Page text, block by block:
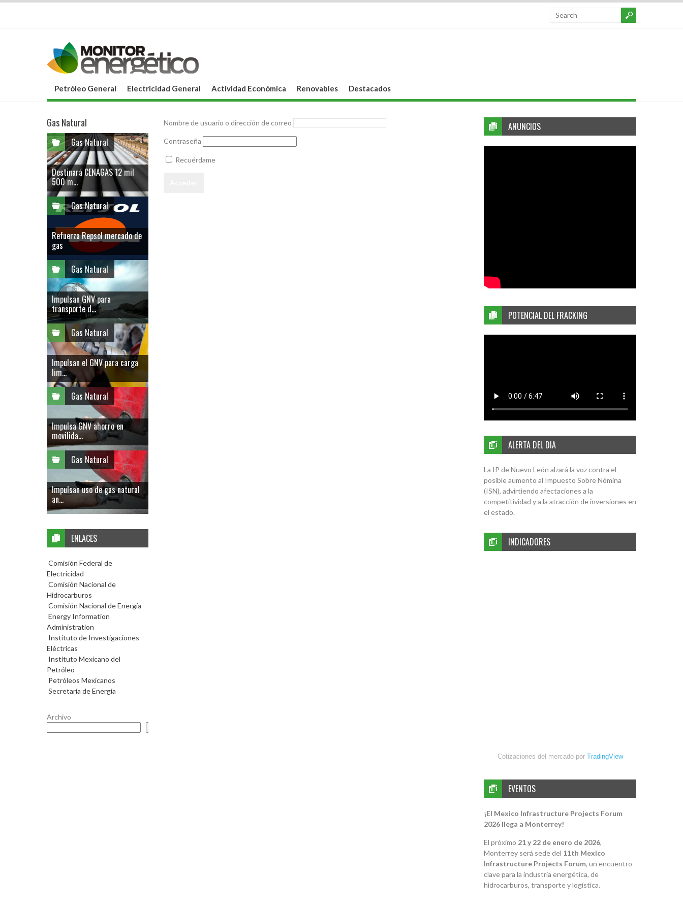
Petróleo General Electricidad General Actividad Económica Renovables Destacados
Nombre de usuario o dirección de correo
Contraseña
Recuérdame
ANUNCIOS
POTENCIAL DEL FRACKING
ALERTA DEL DIA
La IP de Nuevo León alzará la voz contra el
posible aumento al Impuesto Sobre Nómina
(ISN), advirtiendo afectaciones a la
competitividad y a la atracción de inversiones en
el estado.
INDICADORES
Cotizaciones del mercado por TradingView
EVENTOS
¡El Mexico Infrastructure Projects Forum
2026 llega a Monterrey!
El próximo 21 y 22 de enero de 2026,
Monterrey será sede del 11th Mexico
Infrastructure Projects Forum, un encuentro
clave para la industria energética, de
hidrocarburos, transporte y logística.
Gas Natural
Gas Natural
Destinará CENAGAS 12 mil
500 m...
Gas Natural
Refuerza Repsol mercado de
gas
Gas Natural
Impulsan GNV para
transporte d...
Gas Natural
Impulsan el GNV para carga
lim...
Gas Natural
Impulsa GNV ahorro en
movilida...
Gas Natural
Impulsan uso de gas natural
an...
ENLACES
Comisión Federal de
Electricidad
Comisión Nacional de
Hidrocarburos
Comisión Nacional de Energía
Energy Information
Administration
Instituto de Investigaciones
Eléctricas
Instituto Mexicano del
Petróleo
Petróleos Mexicanos
Secretaría de Energía
Archivo